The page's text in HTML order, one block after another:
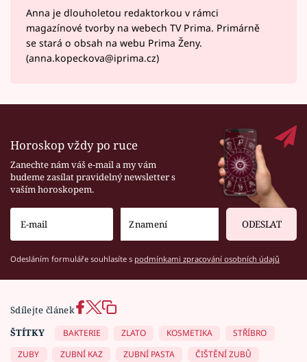
Anna je dlouholetou redaktorkou v rámci
magazínové tvorby na webech TV Prima. Primárně
se stará o obsah na webu Prima Ženy.
(anna.kopeckova@iprima.cz)
Horoskop vždy po ruce
Zanechte nám váš e-mail a my vám
budeme zasílat pravidelný newsletter s
vaším horoskopem.
ODESLAT
Odesláním formuláře souhlasíte s podmínkami zpracování osobních údajů
Sdílejte článek
ŠTÍTKY
BAKTERIE ZLATO KOSMETIKA
STŘÍBRO
ZUBY
ZUBNÍ KAZ ZUBNÍ PASTA
ČIŠTĚNÍ ZUBŮ